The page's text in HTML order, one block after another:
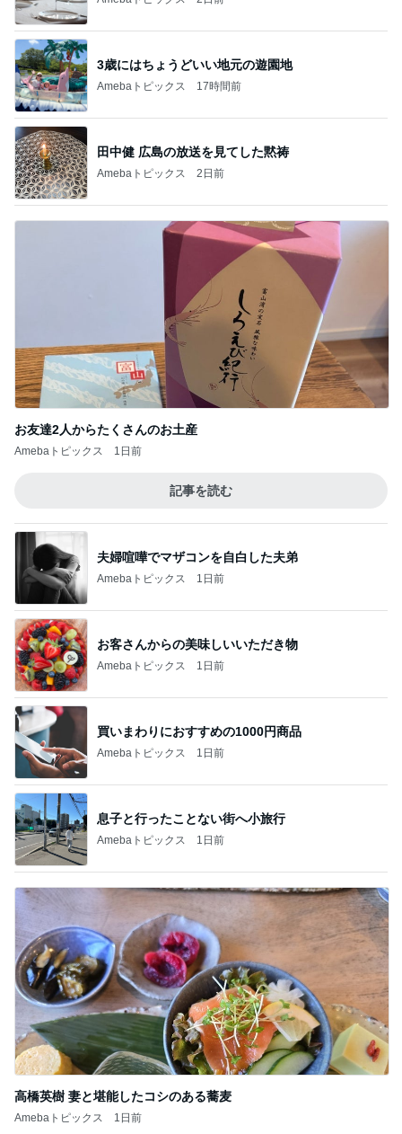
3歳にはちょうどいい地元の遊園地
Amebaトピックス 17時間前
田中健 広島の放送を見てした黙祷
Amebaトピックス 2日前
お友達2人からたくさんのお土産
Amebaトピックス 1日前
記事を読む
夫婦喧嘩でマザコンを自白した夫弟
Amebaトピックス 1日前
お客さんからの美味しいいただき物
Amebaトピックス 1日前
買いまわりにおすすめの1000円商品
Amebaトピックス 1日前
息子と行ったことない街へ小旅行
Amebaトピックス 1日前
高橋英樹 妻と堪能したコシのある蕎麦
Amebaトピックス 1日前